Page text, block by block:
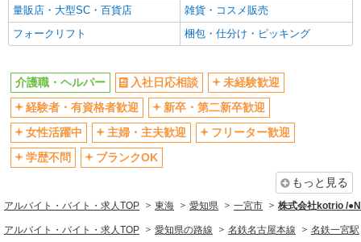
量販店・大型SC・百貨店
雑貨・コスメ販売
フォークリフト
梱包・仕分け・ピッキング
介護職・ヘルパー 入社日応相談
未経験歓迎
経験者・有資格者歓迎
新卒・第二新卒歓迎
女性活躍中
主婦・主夫歓迎
フリーター歓迎
学歴不問
ブランクOK
もっと見る
アルバイト・バイト・求人TOP 東海 愛知県 一宮市 株式会社kotrio /
アルバイト・バイト・求人TOP 愛知県の路線 名鉄名古屋本線 名鉄一宮駅